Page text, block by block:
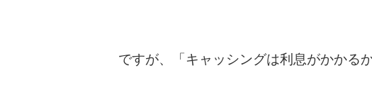
ですが、「キャッシングは利息がかかる